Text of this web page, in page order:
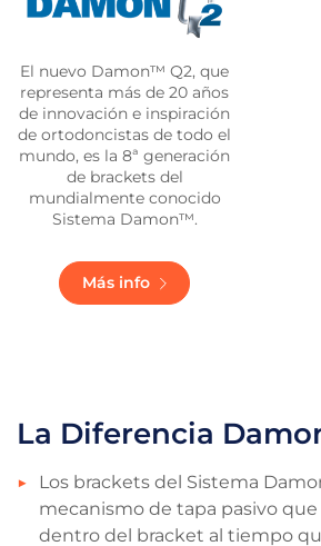
El nuevo Damon™ Q2, que
representa más de 20 años
de innovación e inspiración
de ortodoncistas de todo el
mundo, es la 8ª generación
de brackets del
mundialmente conocido
Sistema Damon™.
Más info
La Diferencia
Los brackets del Sistema
mecanismo de tapa pasivo
dentro del bracket al tiempo